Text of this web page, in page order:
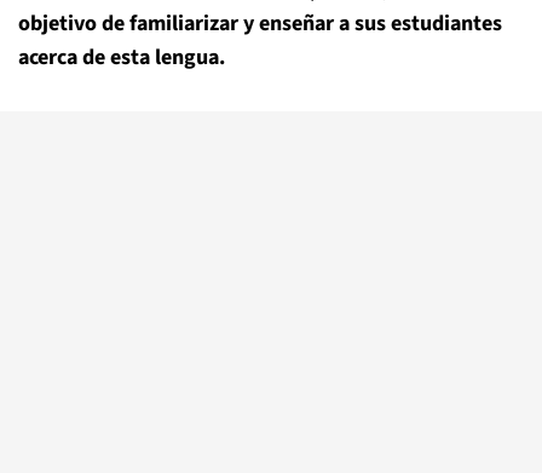
objetivo de familiarizar y enseñar a sus estudiantes
acerca de esta lengua.